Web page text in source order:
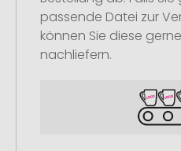
passende Datei zur
können Sie diese
nachliefern.